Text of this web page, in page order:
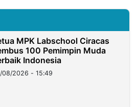
MPK Labschool Ciracas
100 Pemimpin Muda
Indonesia
08/2026 - 15:49